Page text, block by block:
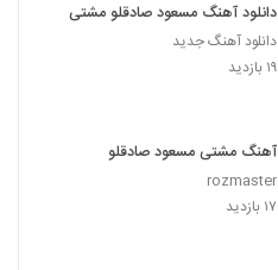
دانلود آهنگ مسعود صادقلو مشتی
دانلود آهنگ جدید
۱۹ بازدید
آهنگ مشتی مسعود صادقلو
rozmaster
۱۷ بازدید